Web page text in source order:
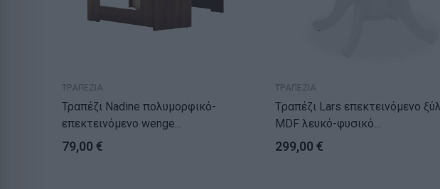
ΤΡΑΠΕΖΙΑ
Τραπέζι Nadine πολυμορφικό-
επεκτεινόμενο wenge
160x80x76.5εκ
79,00 €
ΤΡΑΠΕΖΙΑ
Tραπέζι Lars επεκτεινόμενο ξύλο-
MDF λευκό-φυσικό
Φ100(+38)x100x75εκ
299,00 €